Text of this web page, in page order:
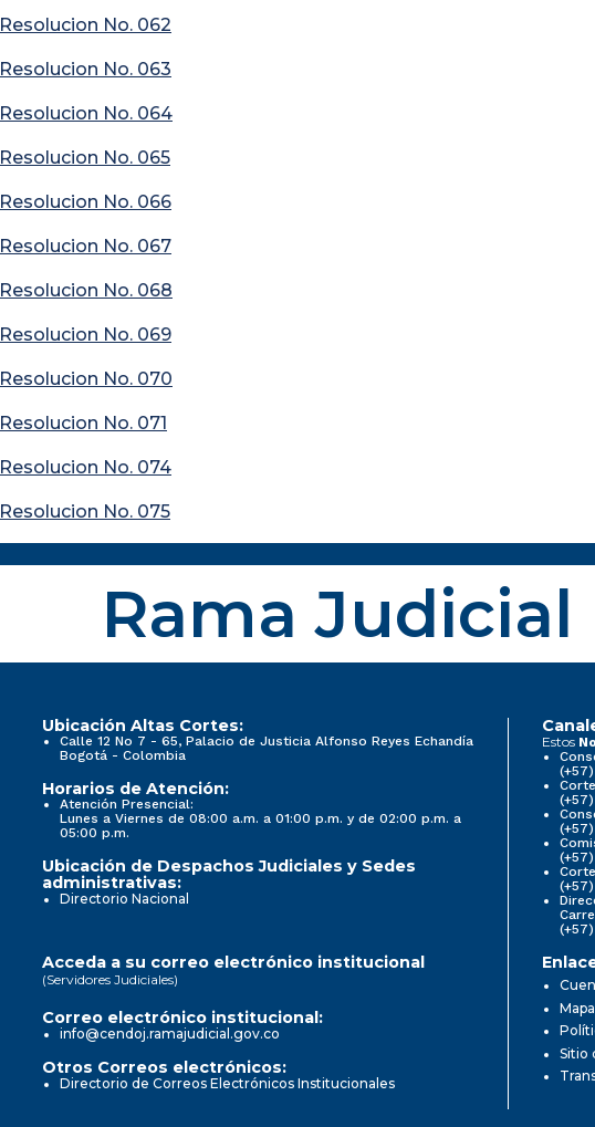
Resolucion No. 062
Resolucion No. 063
Resolucion No. 064
Resolucion No. 065
Resolucion No. 066
Resolucion No. 067
Resolucion No. 068
Resolucion No. 069
Resolucion No. 070
Resolucion No. 071
Resolucion No. 074
Resolucion No. 075
Rama Judicial
Ubicación Altas Cortes:
Calle 12 No 7 - 65, Palacio de Justicia Alfonso Reyes Echandía
Bogotá - Colombia
Horarios de Atención:
Atención Presencial:
Lunes a Viernes de 08:00 a.m. a 01:00 p.m. y de 02:00 p.m. a
05:00 p.m.
Ubicación de Despachos Judiciales y Sedes
administrativas:
Directorio Nacional
Estos
Acceda a su correo electrónico institucional
(Servidores Judiciales)
Correo electrónico institucional:
info@cendoj.ramajudicial.gov.co
Otros Correos electrónicos:
Directorio de Correos Electrónicos Institucionales
Sitio